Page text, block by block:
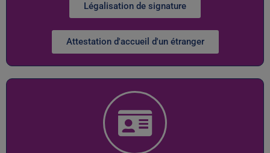
Légalisation de signature
Attestation d'accueil d'un étranger